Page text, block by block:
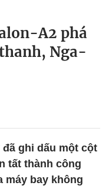
A2 phá
Nga-
ghi dấu một cột
tất thành công
máy bay không